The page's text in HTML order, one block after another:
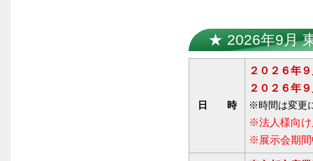
★ 2026年9月
日 時
２０２６年
２０２６年
※時間は変更
※法人様向け
※展示会期間